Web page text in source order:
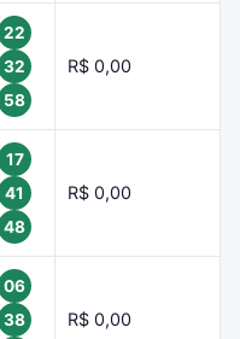
22
32
58
R$ 0,00
17
41
48
R$ 0,00
06
38
R$ 0,00